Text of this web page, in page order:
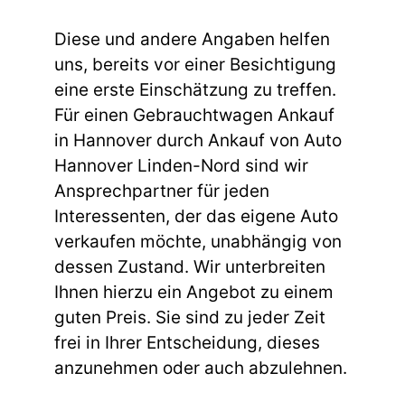
Diese und andere Angaben helfen
uns, bereits vor einer Besichtigung
eine erste Einschätzung zu treffen.
Für einen Gebrauchtwagen Ankauf
in Hannover durch Ankauf von Auto
Hannover Linden-Nord sind wir
Ansprechpartner für jeden
Interessenten, der das eigene Auto
verkaufen möchte, unabhängig von
dessen Zustand. Wir unterbreiten
Ihnen hierzu ein Angebot zu einem
guten Preis. Sie sind zu jeder Zeit
frei in Ihrer Entscheidung, dieses
anzunehmen oder auch abzulehnen.